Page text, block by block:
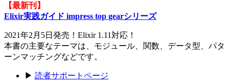
【最新刊】
Elixir実践ガイド impress top gearシリーズ
2021年2月5日発売！Elixir 1.11対応！
本書の主要なテーマは、モジュール、関数、データ型、パタ
ーンマッチングなどです。
▶ 読者サポートページ